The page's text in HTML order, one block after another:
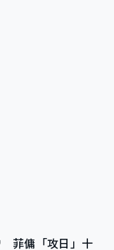
菲傭「攻日」十